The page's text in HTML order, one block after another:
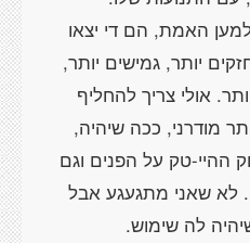
האמת, הם די יצאו
יותר, גמישים יותר,
אולי צריך להחליף
מודרני, ככה שיהיה,
ההיי-טק על הפנים וגם
לא שאני מתגעגע אבל